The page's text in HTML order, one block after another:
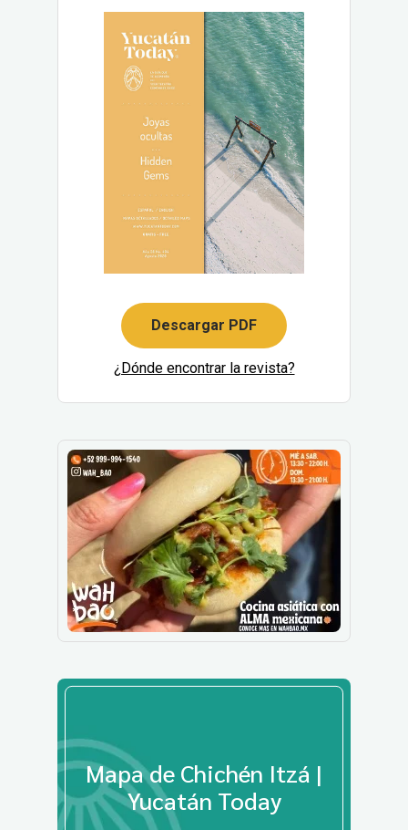
Descargar PDF
¿Dónde encontrar la revista?
Mapa de Chichén Itzá |
Yucatán Today